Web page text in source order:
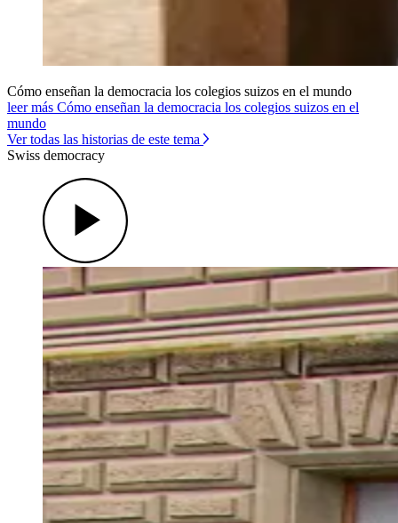
Cómo enseñan la democracia los colegios suizos en el mundo
leer más Cómo enseñan la democracia los colegios suizos en el
mundo
Ver todas las historias de este tema
Swiss democracy